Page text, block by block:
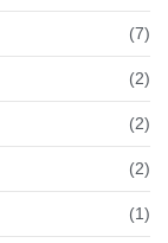
(7)
(2)
(2)
(2)
(1)